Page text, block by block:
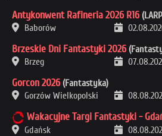
Antykonwent Rafineria 2026 R16
Baborów
Brzeskie Dni Fantastyki 2026
Brzeg
Gorcon 2026 (Fantastyka)
Gorzów Wielkopolski
Wakacyjne Targi Fantastyki -
Gdańsk